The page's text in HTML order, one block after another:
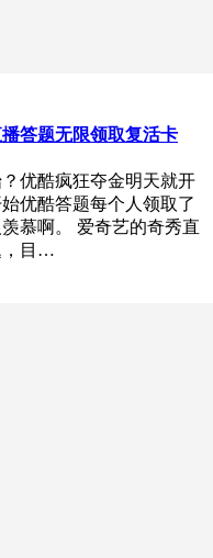
答题无限领取复活卡
优酷疯狂夺金明天就开
优酷答题每个人领取了
慕啊。 爱奇艺的奇秀直
，目…